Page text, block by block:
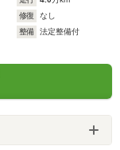
修復
なし
整備
法定整備付